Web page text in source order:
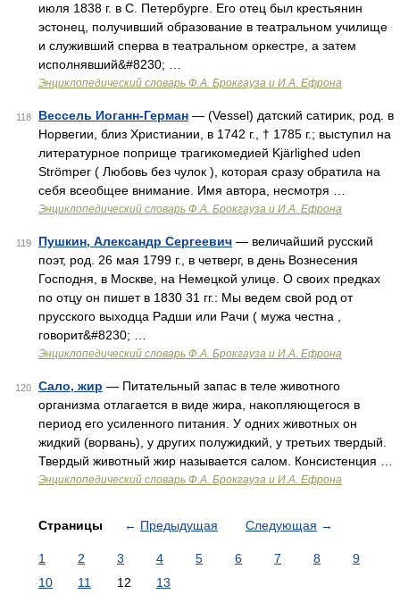
июля 1838 г. в С. Петербурге. Его отец был крестьянин
эстонец, получивший образование в театральном училище
и служивший сперва в театральном оркестре, а затем
исполнявший&#8230; …
Энциклопедический словарь Ф.А. Брокгауза и И.А. Ефрона
118 Вессель Иоганн-Герман — (Vessel) датский сатирик, род. в
Норвегии, близ Христиании, в 1742 г., † 1785 г.; выступил на
литературное поприще трагикомедией Kjärlighed uden
Strömper ( Любовь без чулок ), которая сразу обратила на
себя всеобщее внимание. Имя автора, несмотря …
Энциклопедический словарь Ф.А. Брокгауза и И.А. Ефрона
119 Пушкин, Александр Сергеевич — величайший русский
поэт, род. 26 мая 1799 г., в четверг, в день Вознесения
Господня, в Москве, на Немецкой улице. О своих предках
по отцу он пишет в 1830 31 гг.: Мы ведем свой род от
прусского выходца Радши или Рачи ( мужа честна ,
говорит&#8230; …
Энциклопедический словарь Ф.А. Брокгауза и И.А. Ефрона
120 Сало, жир — Питательный запас в теле животного
организма отлагается в виде жира, накопляющегося в
период его усиленного питания. У одних животных он
жидкий (ворвань), у других полужидкий, у третьих твердый.
Твердый животный жир называется салом. Консистенция …
Энциклопедический словарь Ф.А. Брокгауза и И.А. Ефрона
Страницы ← Предыдущая Следующая →
1 2 3 4 5 6 7 8
9
10
11 12 13